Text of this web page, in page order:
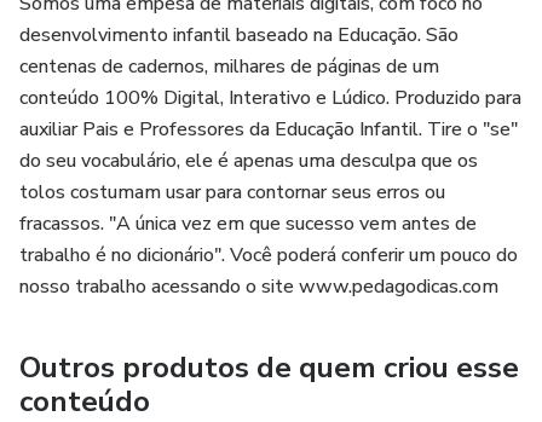
desenvolvimento infantil baseado na Educação. São
centenas de cadernos, milhares de páginas de um
conteúdo 100% Digital, Interativo e Lúdico. Produzido para
auxiliar Pais e Professores da Educação Infantil. Tire o "se"
do seu vocabulário, ele é apenas uma desculpa que os
tolos costumam usar para contornar seus erros ou
fracassos. "A única vez em que sucesso vem antes de
trabalho é no dicionário". Você poderá conferir um pouco do
nosso trabalho acessando o site www.pedagodicas.com
Outros produtos de quem criou esse
conteúdo